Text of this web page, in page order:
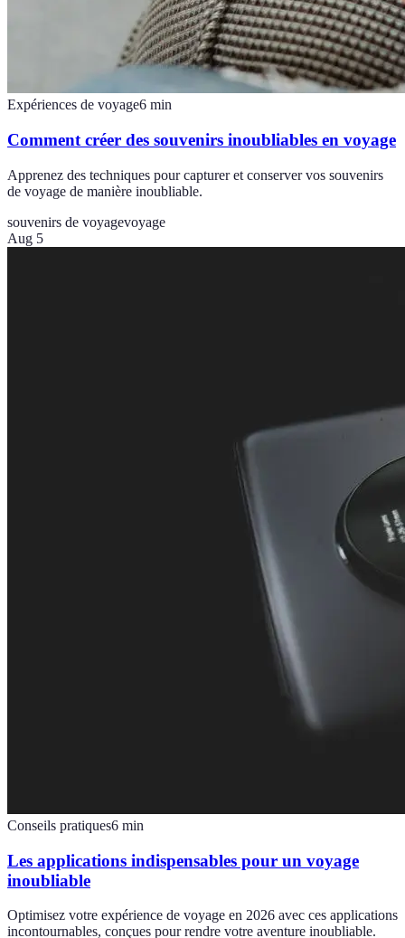
Expériences de voyage6 min
Comment créer des souvenirs inoubliables en voyage
Apprenez des techniques pour capturer et conserver vos souvenirs
de voyage de manière inoubliable.
souvenirs de voyagevoyage
Aug 5
Conseils pratiques6 min
Les applications indispensables pour un voyage
inoubliable
Optimisez votre expérience de voyage en 2026 avec ces applications
incontournables, conçues pour rendre votre aventure inoubliable.